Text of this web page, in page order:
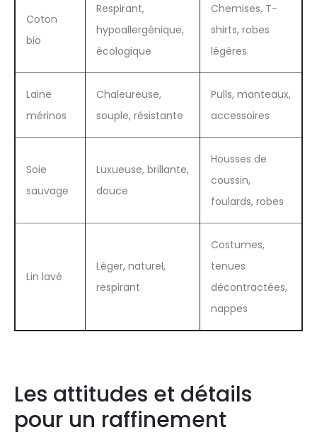
Coton
bio
Respirant,
hypoallergénique,
écologique
Chemises, T-
shirts, robes
légères
Laine
mérinos
Chaleureuse,
souple, résistante
Pulls, manteaux,
accessoires
Soie
sauvage
Luxueuse, brillante,
douce
Housses de
coussin,
foulards, robes
Lin lavé
Léger, naturel,
respirant
Costumes,
tenues
décontractées,
nappes
Les attitudes et détails
pour un raffinement